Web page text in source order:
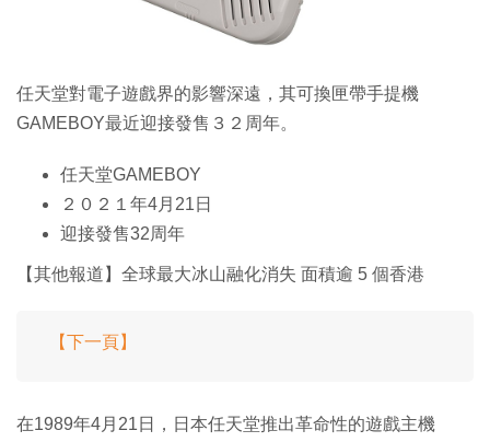
任天堂對電子遊戲界的影響深遠，其可換匣帶手提機
GAMEBOY最近迎接發售３２周年。
任天堂GAMEBOY
２０２１年4月21日
迎接發售32周年
【其他報道】全球最大冰山融化消失 面積逾 5 個香港
【下一頁】
在1989年4月21日，日本任天堂推出革命性的遊戲主機